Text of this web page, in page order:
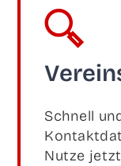
Schnell
Nut­ze